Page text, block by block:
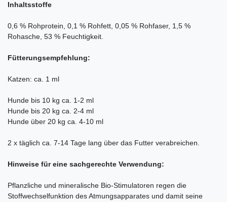
Inhaltsstoffe
0,6 % Rohprotein, 0,1 % Rohfett, 0,05 % Rohfaser, 1,5 %
Rohasche, 53 % Feuchtigkeit.
Fütterungsempfehlung:
Katzen: ca. 1 ml
Hunde bis 10 kg ca. 1-2 ml
Hunde bis 20 kg ca. 2-4 ml
Hunde über 20 kg ca. 4-10 ml
2 x täglich ca. 7-14 Tage lang über das Futter verabreichen.
Hinweise für eine sachgerechte Verwendung:
Pflanzliche und mineralische Bio-Stimulatoren regen die
Stoffwechselfunktion des Atmungsapparates und damit seine